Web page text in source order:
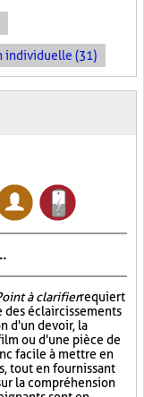
individuelle (31)
à clarifierrequiert
des éclaircissements
d'un devoir, la
ou d'une pièce de
facile à mettre en
tout en fournissant
la compréhension